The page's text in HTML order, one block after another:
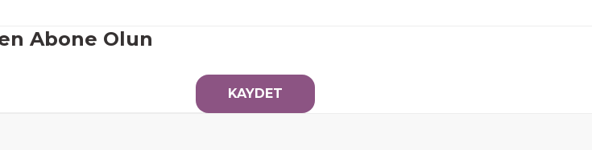
Abone Olun
KAYDET